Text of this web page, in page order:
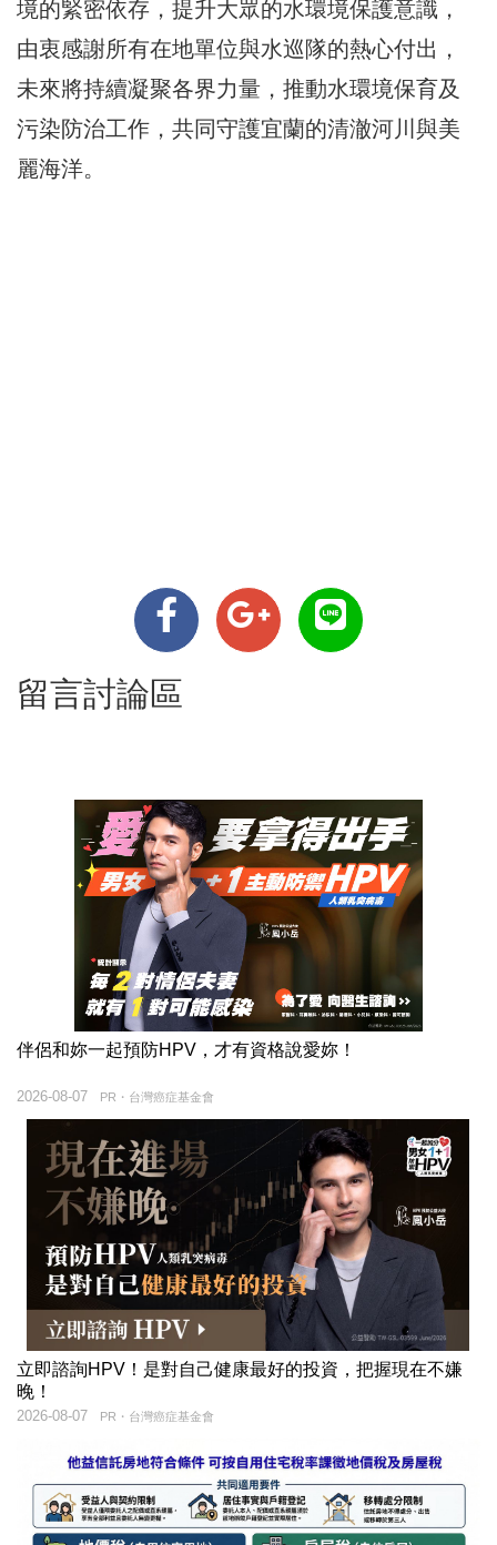
境的緊密依存，提升大眾的水環境保護意識，
由衷感謝所有在地單位與水巡隊的熱心付出，
未來將持續凝聚各界力量，推動水環境保育及
污染防治工作，共同守護宜蘭的清澈河川與美
麗海洋。
留言討論區
伴侶和妳一起預防HPV，才有資格說愛妳！
PR・台灣癌症基金會
2026-08-07
立即諮詢HPV！是對自己健康最好的投資，把握現在不嫌
晚！
PR・台灣癌症基金會
2026-08-07